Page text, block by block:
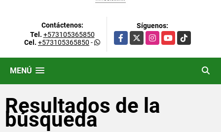
Contáctenos:
Tel. +573105365850
Cel. +573105365850 -
Síguenos:
Facebook
X InstagramYouTubeTikTok
MENÚ
Resultados de la
búsqueda